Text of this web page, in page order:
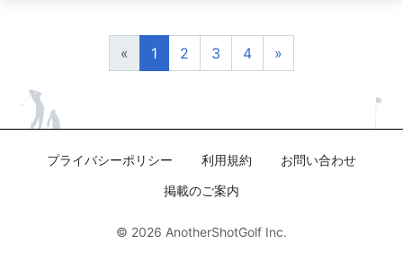
« 1 2 3 4 »
プライバシーポリシー 利用規約
お問い合わせ
掲載のご案内
© 2026 AnotherShotGolf Inc.